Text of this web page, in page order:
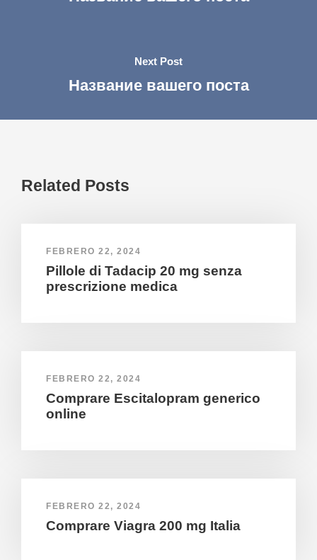
Next Post
Название вашего поста
Related Posts
FEBRERO 22, 2024
Pillole di Tadacip 20 mg senza
prescrizione medica
FEBRERO 22, 2024
Comprare Escitalopram generico
online
FEBRERO 22, 2024
Comprare Viagra 200 mg Italia